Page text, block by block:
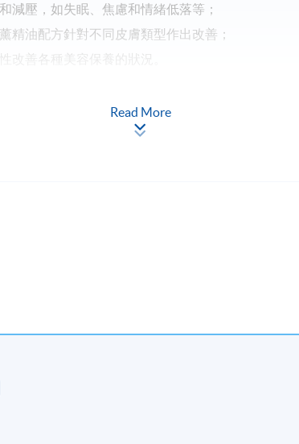
減壓，如失眠、焦慮和情緒低落等；
精油配方針對不同皮膚類型作出改善；
改善各種美容保養的狀況。
Read More